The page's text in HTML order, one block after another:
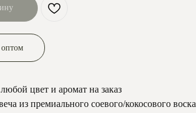
цвет и аромат на заказ
из премиального соевого/кокосового воска